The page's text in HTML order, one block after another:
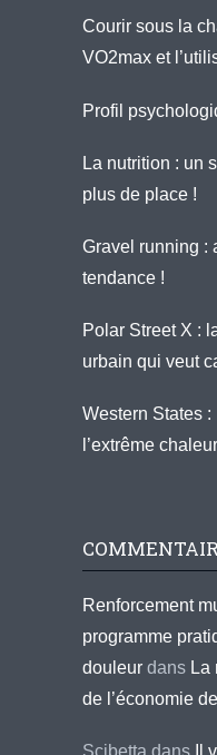
Courir sous la
VO2max et
Profil
La nutrition : un
plus de place !
Gravel running :
tendance !
Polar Street X :
urbain qui veut
Western States
l’extrême
Renforcement
programme
douleur dans La
de l’économie
Scibetta dans
Il